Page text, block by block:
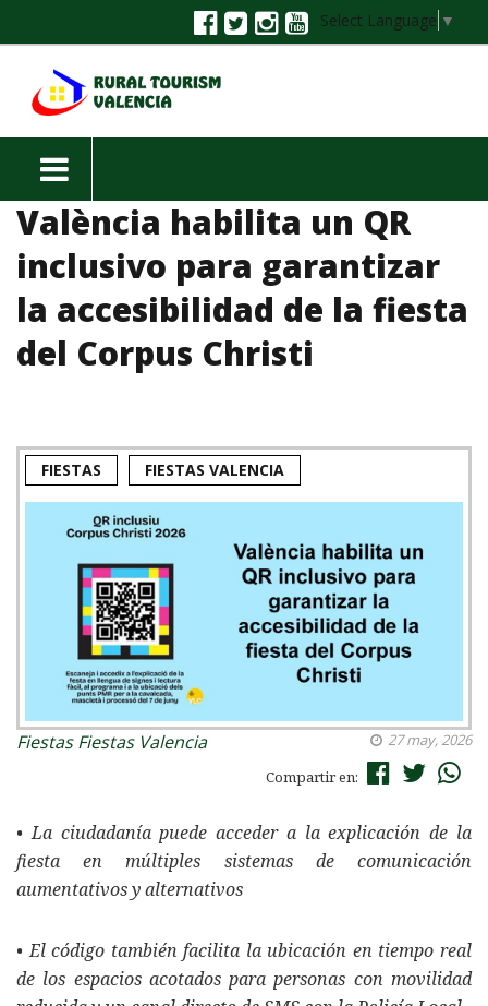
Select Language ▼
València habilita un QR
inclusivo para garantizar
la accesibilidad de la fiesta
del Corpus Christi
FIESTAS FIESTAS VALENCIA
Fiestas Fiestas Valencia
27 may, 2026
Compartir en:
• La ciudadanía puede acceder a la explicación de la
fiesta en múltiples sistemas de comunicación
aumentativos y alternativos
• El código también facilita la ubicación en tiempo real
de los espacios acotados para personas con movilidad